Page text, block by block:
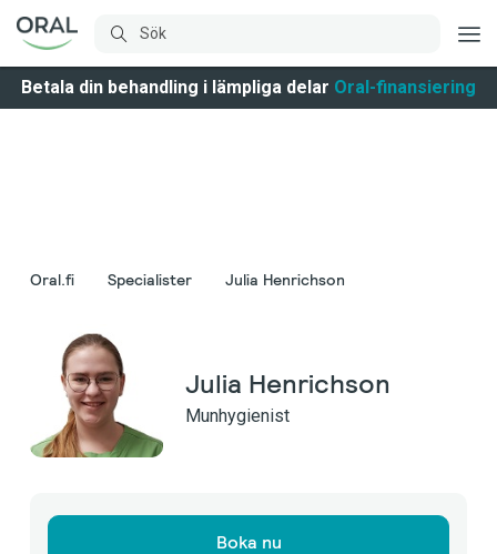
Betala din behandling i lämpliga delar Oral-finansiering
Oral.fi Specialister Julia Henrichson
Julia Henrichson
Munhygienist
Boka nu